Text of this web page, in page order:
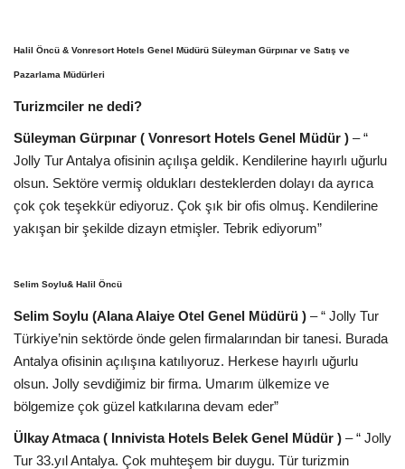
Halil Öncü & Vonresort Hotels Genel Müdürü Süleyman Gürpınar ve Satış ve
Pazarlama Müdürleri
Turizmciler ne dedi?
Süleyman Gürpınar ( Vonresort Hotels Genel Müdür ) – “
Jolly Tur Antalya ofisinin açılışa geldik. Kendilerine hayırlı uğurlu
olsun. Sektöre vermiş oldukları desteklerden dolayı da ayrıca
çok çok teşekkür ediyoruz. Çok şık bir ofis olmuş. Kendilerine
yakışan bir şekilde dizayn etmişler. Tebrik ediyorum”
Selim Soylu& Halil Öncü
Selim Soylu (Alana Alaiye Otel Genel Müdürü ) – “ Jolly Tur
Türkiye’nin sektörde önde gelen firmalarından bir tanesi. Burada
Antalya ofisinin açılışına katılıyoruz. Herkese hayırlı uğurlu
olsun. Jolly sevdiğimiz bir firma. Umarım ülkemize ve
bölgemize çok güzel katkılarına devam eder”
Ülkay Atmaca ( Innivista Hotels Belek Genel Müdür ) – “ Jolly
Tur 33.yıl Antalya. Çok muhteşem bir duygu. Tür turizmin